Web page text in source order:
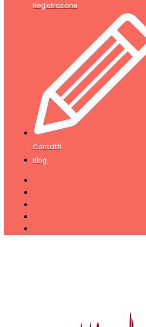
Registrazione
Contatti
Blog